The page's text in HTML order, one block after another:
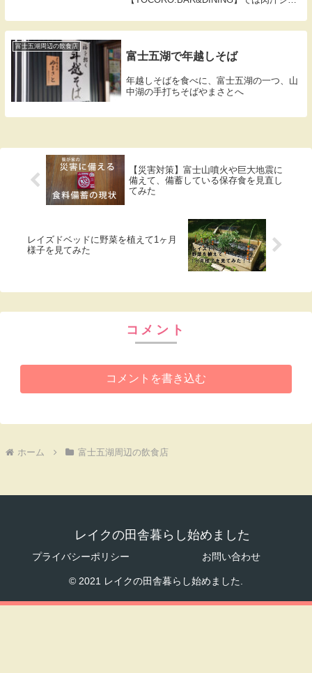
ました。
富士五湖周辺の飲食店
富士五湖で年越しそば
年越しそばを食べに、富士五湖の一つ、山
中湖の手打ちそばやまさとへ
【災害対策】富士山噴火や巨大地震に
備えて、備蓄している保存食を見直し
てみた
レイズドベッドに野菜を植えて1ヶ月
様子を見てみた
コメント
コメントを書き込む
ホーム 富士五湖周辺の飲食店
レイクの田舎暮らし始めました
プライバシーポリシー お問い合わせ
© 2021 レイクの田舎暮らし始めました.